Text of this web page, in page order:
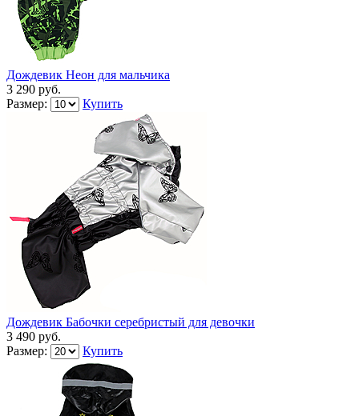
Дождевик Неон для мальчика
3 290 руб.
Размер:
Купить
Дождевик Бабочки серебристый для девочки
3 490 руб.
Размер:
Купить